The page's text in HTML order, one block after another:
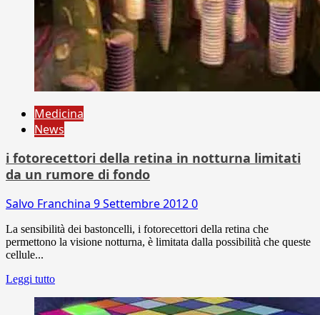
Medicina
News
i fotorecettori della retina in notturna limitati
da un rumore di fondo
Salvo Franchina 9 Settembre 20120
La sensibilità dei bastoncelli, i fotorecettori della retina che
permettono la visione notturna, è limitata dalla possibilità che queste
cellule...
Leggi tutto